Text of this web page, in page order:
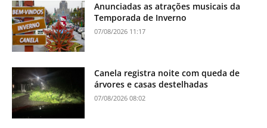
Anunciadas as atrações musicais da
Temporada de Inverno
07/08/2026 11:17
Canela registra noite com queda de
árvores e casas destelhadas
07/08/2026 08:02